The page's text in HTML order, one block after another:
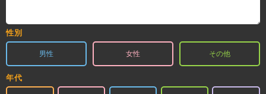
性別
男性 女性 その他
年代